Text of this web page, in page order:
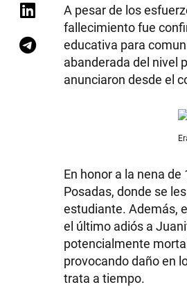
A pesar de los
fallecimiento fue
educativa para
abanderada del nivel
anunciaron desde el
En honor a la nena
Posadas, donde se
estudiante. Además,
el último adiós a
potencialmente
provocando daño en
trata a tiempo.